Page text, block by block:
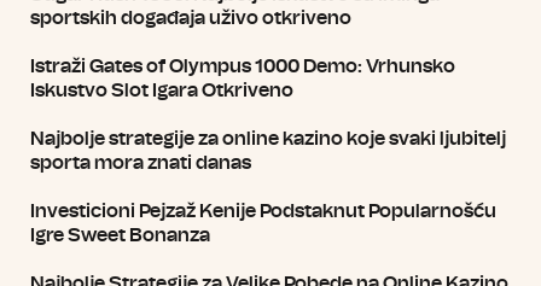
sportskih događaja uživo otkriveno
Istraži Gates of Olympus 1000 Demo: Vrhunsko
Iskustvo Slot Igara Otkriveno
Najbolje strategije za online kazino koje svaki ljubitelj
sporta mora znati danas
Investicioni Pejzaž Kenije Podstaknut Popularnošću
Igre Sweet Bonanza